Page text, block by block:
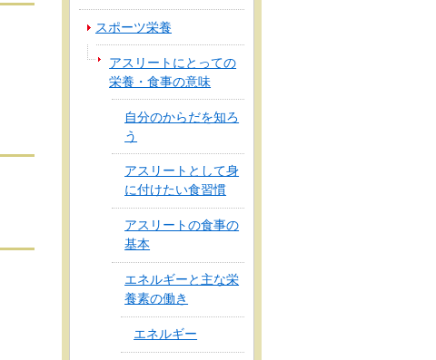
スポーツ栄養
アスリートにとっての
栄養・食事の意味
自分のからだを知ろ
う
アスリートとして身
に付けたい食習慣
アスリートの食事の
基本
エネルギーと主な栄
養素の働き
エネルギー